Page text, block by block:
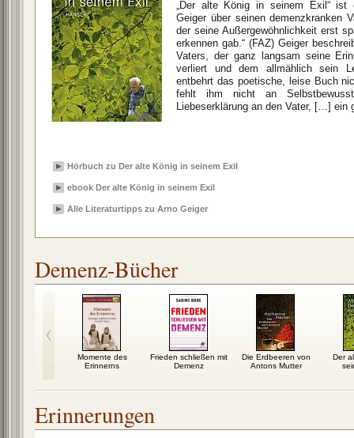
„Der alte König in seinem Exil“ ist
Geiger über seinen demenzkranken
der seine Außergewöhnlichkeit erst
erkennen gab.“ (FAZ) Geiger
Vaters, der ganz langsam seine
verliert und dem allmählich sein
entbehrt das poetische, leise Buch
fehlt ihm nicht an
Liebeserklärung an den Vater, […] ein
Hörbuch zu Der alte König in seinem Exil
ebook Der alte König in seinem Exil
Alle Literaturtipps zu Arno Geiger
Demenz-Bücher
Momente des
Erinnerns
Frieden schließen mit
Demenz
Die Erdbeeren von
Antons Mutter
Der
Erinnerungen